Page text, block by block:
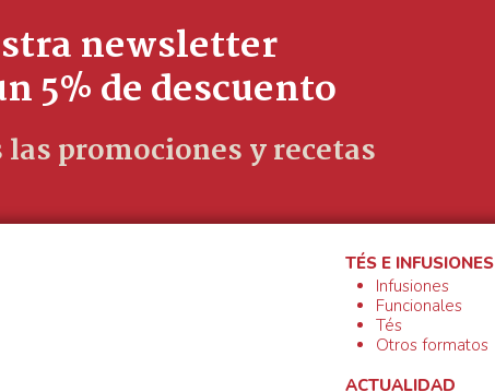
newsletter
5% de descuento
promociones y recetas
TÉS E INFUSIONES
Infusiones
Funcionales
Tés
Otros formatos
ACTUALIDAD